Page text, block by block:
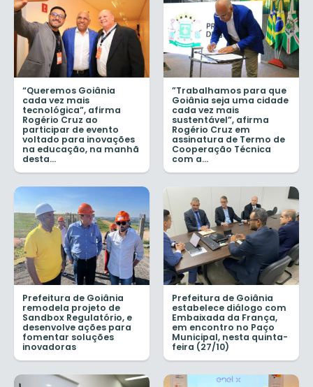
“Queremos Goiânia
cada vez mais
tecnológica”, afirma
Rogério Cruz ao
participar de evento
voltado para inovações
na educação, na manhã
desta...
”Trabalhamos para que
Goiânia seja uma cidade
cada vez mais
sustentável”, afirma
Rogério Cruz em
assinatura de Termo de
Cooperação Técnica
com a...
Prefeitura de Goiânia
remodela projeto de
Sandbox Regulatório, e
desenvolve ações para
fomentar soluções
inovadoras
Prefeitura de Goiânia
estabelece diálogo com
Embaixada da França,
em encontro no Paço
Municipal, nesta quinta-
feira (27/10)